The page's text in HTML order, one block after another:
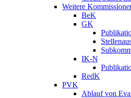
Weitere
BeK
GK
IK-N
RedK
PVK
Ablauf von